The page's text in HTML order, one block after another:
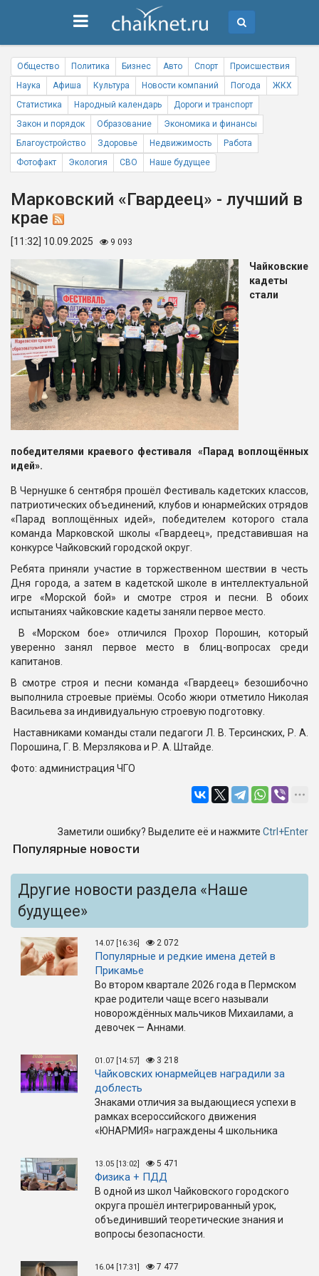
Общество Политика Бизнес Авто Спорт
Происшествия
Наука
Афиша Культура Новости компаний Погода
ЖКХ
Статистика
Народный календарь
Дороги и транспорт
Закон и порядок
Образование
Экономика и финансы
Благоустройство
Здоровье Недвижимость
Работа
Фотофакт
Экология СВО Наше будущее
Марковский «Гвардеец» - лучший в
крае
[11:32] 10.09.2025 9 093
Чайковские
кадеты
стали
победителями краевого фестиваля «Парад воплощённых
идей».
В Чернушке 6 сентября прошёл Фестиваль кадетских классов,
патриотических объединений, клубов и юнармейских отрядов
«Парад воплощённых идей», победителем которого стала
команда Марковской школы «Гвардеец», представившая на
конкурсе Чайковский городской округ.
Ребята приняли участие в торжественном шествии в честь
Дня города, а затем в кадетской школе в интеллектуальной
игре «Морской бой» и смотре строя и песни. В обоих
испытаниях чайковские кадеты заняли первое место.
В «Морском бое» отличился Прохор Порошин, который
уверенно занял первое место в блиц-вопросах среди
капитанов.
В смотре строя и песни команда «Гвардеец» безошибочно
выполнила строевые приёмы. Особо жюри отметило Николая
Васильева за индивидуальную строевую подготовку.
Наставниками команды стали педагоги Л. В. Терсинских, Р. А.
Порошина, Г. В. Мерзлякова и Р. А. Штайде.
Фото: администрация ЧГО
Заметили ошибку? Выделите её и нажмите Ctrl+Enter
Популярные новости
Другие новости раздела «Наше
будущее»
14.07 [16:36] 2 072
Популярные и редкие имена детей в
Прикамье
Во втором квартале 2026 года в Пермском
крае родители чаще всего называли
новорождённых мальчиков Михаилами, а
девочек — Аннами.
01.07 [14:57] 3 218
Чайковских юнармейцев наградили за
доблесть
Знаками отличия за выдающиеся успехи в
рамках всероссийского движения
«ЮНАРМИЯ» награждены 4 школьника
13.05 [13:02] 5 471
Физика + ПДД
В одной из школ Чайковского городского
округа прошёл интегрированный урок,
объединивший теоретические знания и
вопросы безопасности.
16.04 [17:31] 7 477